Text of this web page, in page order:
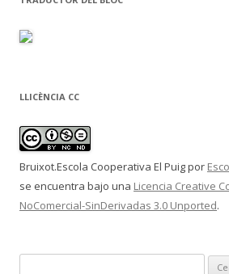
LLICÈNCIA CC
Bruixot.Escola Cooperativa El Puigpor
se encuentra bajo una Licencia Creative
NoComercial-SinDerivadas 3.0 Unported.